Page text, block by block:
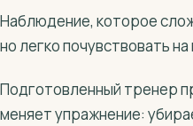
Наблюдение, которое
но легко почувствовать
Подготовленный тренер
меняет упражнение: